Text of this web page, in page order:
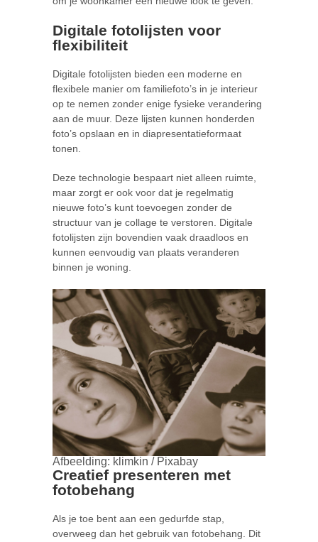
Digitale fotolijsten voor
flexibiliteit
Digitale fotolijsten bieden een moderne en
flexibele manier om familiefoto’s in je interieur
op te nemen zonder enige fysieke verandering
aan de muur. Deze lijsten kunnen honderden
foto’s opslaan en in diapresentatieformaat
tonen.
Deze technologie bespaart niet alleen ruimte,
maar zorgt er ook voor dat je regelmatig
nieuwe foto’s kunt toevoegen zonder de
structuur van je collage te verstoren. Digitale
fotolijsten zijn bovendien vaak draadloos en
kunnen eenvoudig van plaats veranderen
binnen je woning.
Afbeelding: klimkin / Pixabay
Creatief presenteren met
fotobehang
Als je toe bent aan een gedurfde stap,
overweeg dan het gebruik van fotobehang. Dit